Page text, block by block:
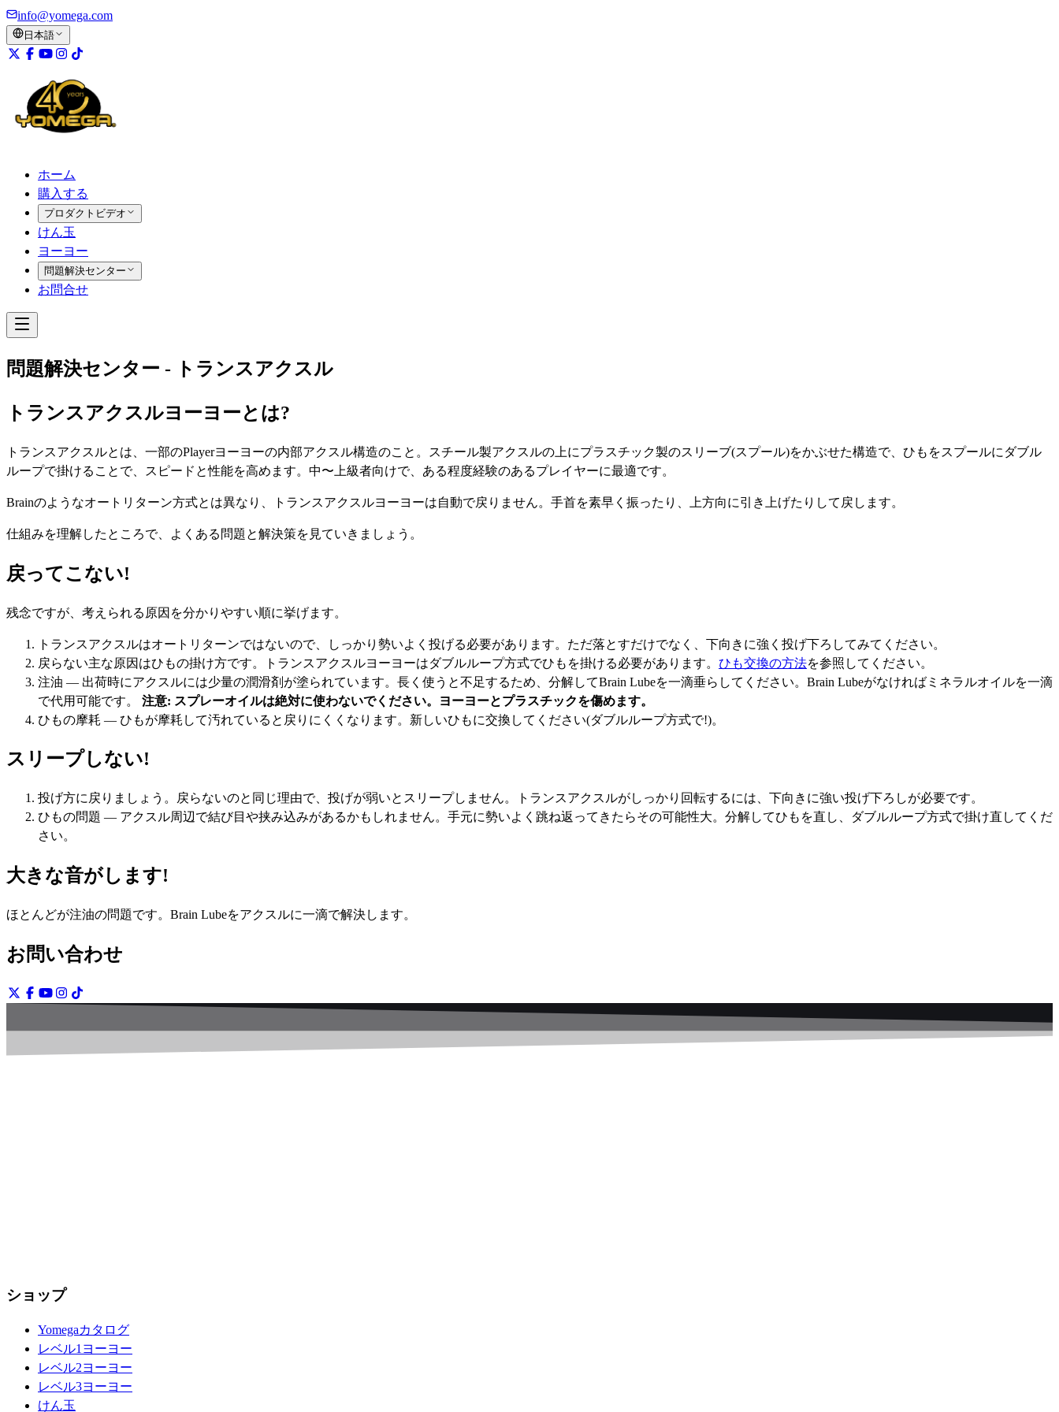
info@yomega.com
日本語
ホーム
購入する
プロダクトビデオ
けん玉
ヨーヨー
問題解決センター
お問合せ
問題解決センター - トランスアクスル
トランスアクスルヨーヨーとは?
トランスアクスルとは、一部のPlayerヨーヨーの内部アクスル構造のこと。スチール製アクスルの上にプラスチック製のスリーブ(スプール)をかぶせた構造で、ひもをスプールにダブル
ループで掛けることで、スピードと性能を高めます。中〜上級者向けで、ある程度経験のあるプレイヤーに最適です。
Brainのようなオートリターン方式とは異なり、トランスアクスルヨーヨーは自動で戻りません。手首を素早く振ったり、上方向に引き上げたりして戻します。
仕組みを理解したところで、よくある問題と解決策を見ていきましょう。
戻ってこない!
残念ですが、考えられる原因を分かりやすい順に挙げます。
トランスアクスルはオートリターンではないので、しっかり勢いよく投げる必要があります。ただ落とすだけでなく、下向きに強く投げ下ろしてみてください。
戻らない主な原因はひもの掛け方です。トランスアクスルヨーヨーはダブルループ方式でひもを掛ける必要があります。 ひも交換の方法を参照してください。
注油 — 出荷時にアクスルには少量の潤滑剤が塗られています。長く使うと不足するため、分解してBrain Lubeを一滴垂らしてください。Brain Lubeがなければミネラルオイルを一滴
で代用可能です。
注意: スプレーオイルは絶対に使わないでください。ヨーヨーとプラスチックを傷めます。
ひもの摩耗 — ひもが摩耗して汚れていると戻りにくくなります。新しいひもに交換してください(ダブルループ方式で!)。
スリープしない!
投げ方に戻りましょう。戻らないのと同じ理由で、投げが弱いとスリープしません。トランスアクスルがしっかり回転するには、下向きに強い投げ下ろしが必要です。
ひもの問題 — アクスル周辺で結び目や挟み込みがあるかもしれません。手元に勢いよく跳ね返ってきたらその可能性大。分解してひもを直し、ダブルループ方式で掛け直してくだ
さい。
大きな音がします!
ほとんどが注油の問題です。Brain Lubeをアクスルに一滴で解決します。
お問い合わせ
ショップ
Yomegaカタログ
レベル1ヨーヨー
レベル2ヨーヨー
レベル3ヨーヨー
けん玉